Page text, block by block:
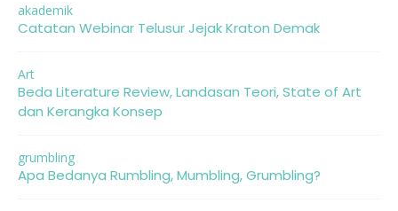
akademik
Catatan Webinar Telusur Jejak Kraton Demak
Art
Beda Literature Review, Landasan Teori, State of Art
dan Kerangka Konsep
grumbling
Apa Bedanya Rumbling, Mumbling, Grumbling?